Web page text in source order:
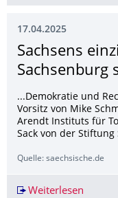
17.04.2025
Sachsens
Sachsenburg
...Demokratie und
Vorsitz von Mike
Arendt Instituts für
Sack von der Stiftung
Quelle: saechsische.de
Weiterlesen